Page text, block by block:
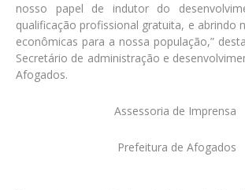
nosso papel de indutor do
qualificação profissional gratuita, e abrindo
econômicas para a nossa população,”
Secretário de administração e
Afogados.
Assessoria de Imprensa
Prefeitura de Afogados